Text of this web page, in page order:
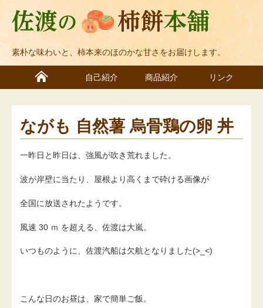
素朴な味わいと、柿本来のほのかな甘さをお届けします。
自己紹介 商品紹介 リンク
ながも 自然薯 烏骨鶏の卵 丼
一昨日と昨日は、強風が吹き荒れました。
波が岸壁に当たり、屋根より高くまで砕ける画像が
全国に放送されたようです。
風速 30 ｍ を超える、佐渡は大嵐。
いつものように、佐渡汽船は欠航となりました(>_<)
こんな日のお昼は、家で簡単ご飯。